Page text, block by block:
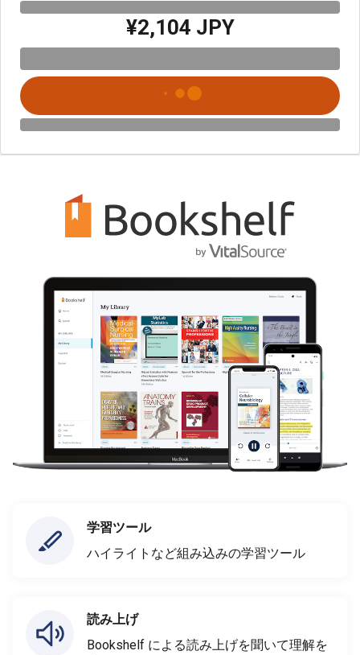
¥2,104 JPY
学習ツール
ハイライトなど組み込みの学習ツール
読み上げ
Bookshelf による読み上げを聞いて理解を